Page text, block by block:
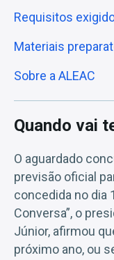
Requisitos
Materiais
Sobre a ALEAC
Quando vai
O aguardado
previsão oficial
concedida no dia
Conversa”, o
Júnior, afirmou
próximo ano, ou